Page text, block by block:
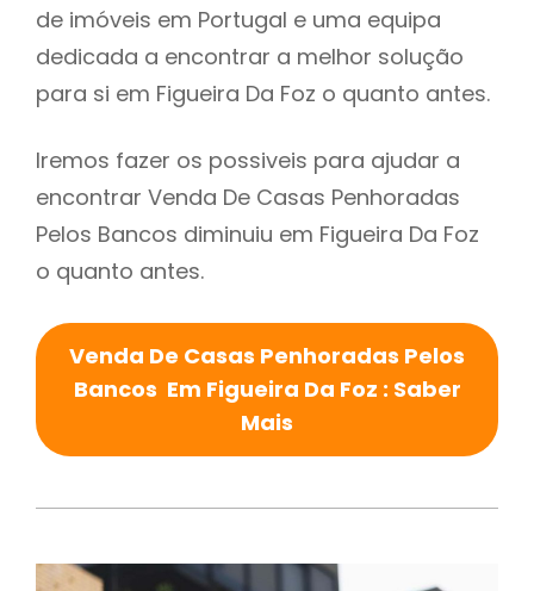
de imóveis em Portugal e uma equipa
dedicada a encontrar a melhor solução
para si em Figueira Da Foz o quanto antes.
Iremos fazer os possiveis para ajudar a
encontrar Venda De Casas Penhoradas
Pelos Bancos diminuiu em Figueira Da Foz
o quanto antes.
Venda De Casas Penhoradas Pelos
Bancos Em Figueira Da Foz : Saber
Mais